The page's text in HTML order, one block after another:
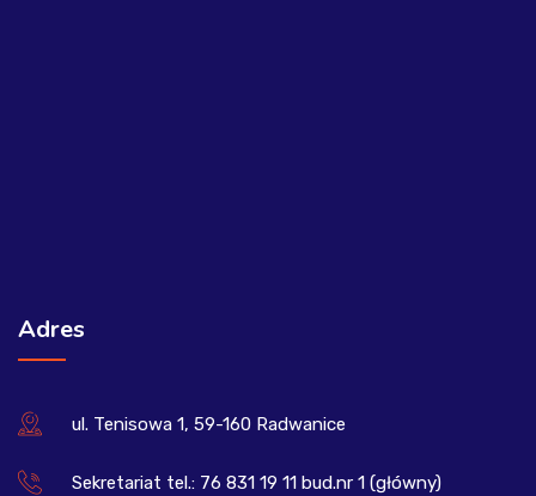
Adres
ul. Tenisowa 1, 59-160 Radwanice
Sekretariat tel.: 76 831 19 11 bud.nr 1 (główny)